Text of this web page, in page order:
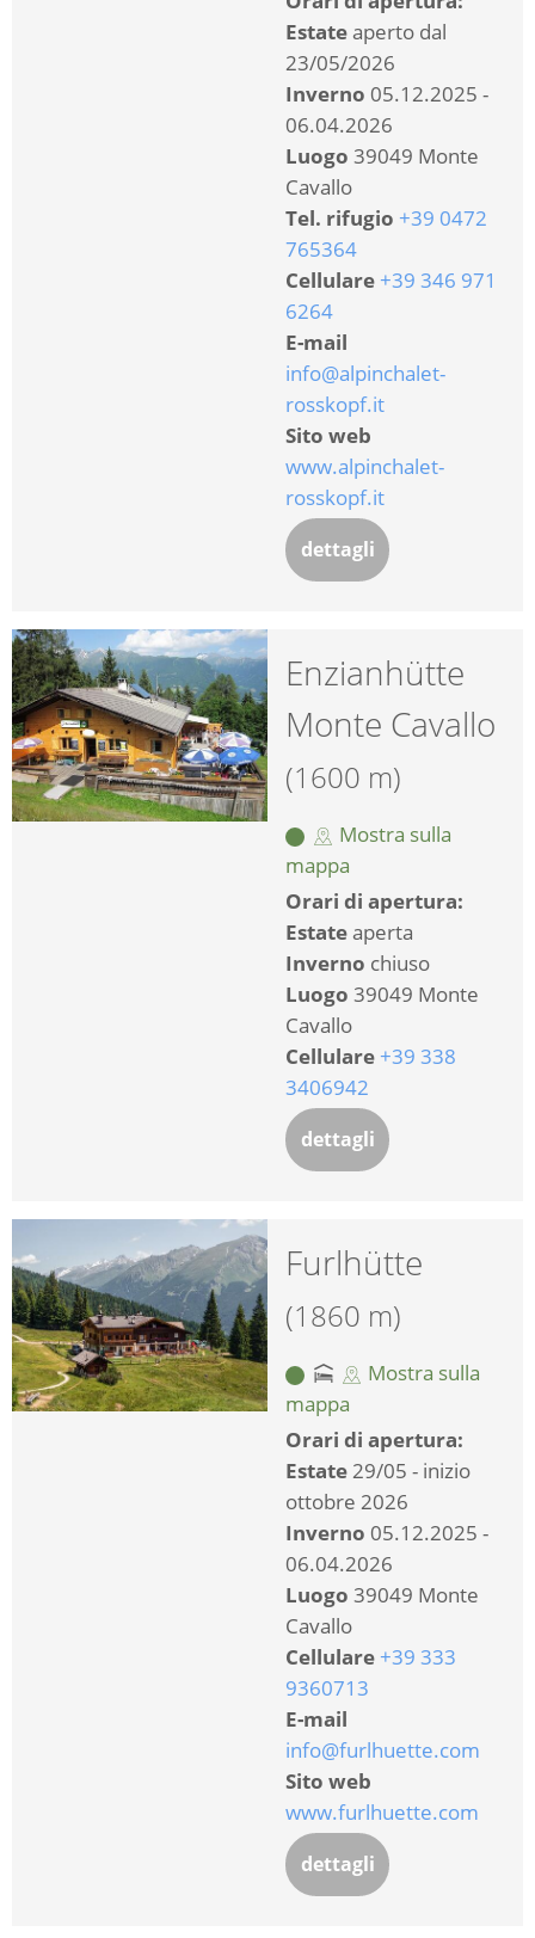
Estateaperto dal
23/05/2026
Inverno 05.12.2025 -
06.04.2026
Luogo 39049 Monte
Cavallo
Tel. rifugio +39 0472
765364
Cellulare +39 346 971
6264
E-mail
info@alpinchalet-
rosskopf.it
Sito web
www.alpinchalet-
rosskopf.it
dettagli
Enzianhütte
Monte Cavallo
(1600 m)
Mostra sulla
mappa
Orari di apertura:
Estateaperta
Inverno chiuso
Luogo 39049 Monte
Cavallo
Cellulare +39 338
3406942
dettagli
Furlhütte
(1860 m)
Mostra sulla
mappa
Orari di apertura:
Estate29/05 - inizio
ottobre 2026
Inverno 05.12.2025 -
06.04.2026
Luogo 39049 Monte
Cavallo
Cellulare +39 333
9360713
E-mail
info@furlhuette.com
Sito web
www.furlhuette.com
dettagli